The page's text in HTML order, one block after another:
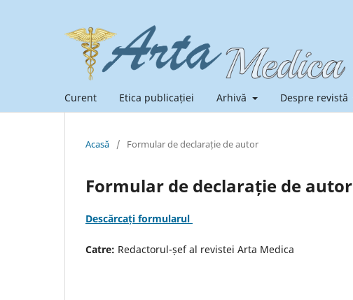
Curent Etica publicației Arhivă Despre revistă
Acasă / Formular de declarație de autor
Formular de declarație de autor
Descărcați formularul
Catre: Redactorul-șef al revistei Arta Medica